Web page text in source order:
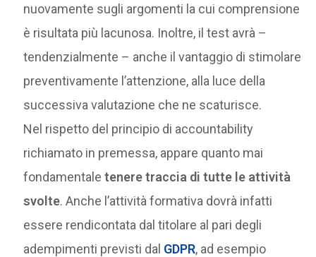
nuovamente sugli argomenti la cui comprensione
è risultata più lacunosa. Inoltre, il test avrà –
tendenzialmente – anche il vantaggio di stimolare
preventivamente l’attenzione, alla luce della
successiva valutazione che ne scaturisce.
Nel rispetto del principio di accountability
richiamato in premessa, appare quanto mai
fondamentaletenere traccia di tutte le attività
svolte. Anche l’attività formativa dovrà infatti
essere rendicontata dal titolare al pari degli
adempimenti previsti dal GDPR, ad esempio